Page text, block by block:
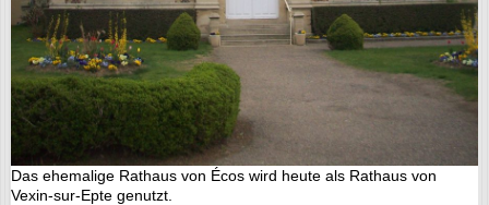
Das ehemalige Rathaus von Écos wird heute als Rathaus von
Vexin-sur-Epte genutzt.